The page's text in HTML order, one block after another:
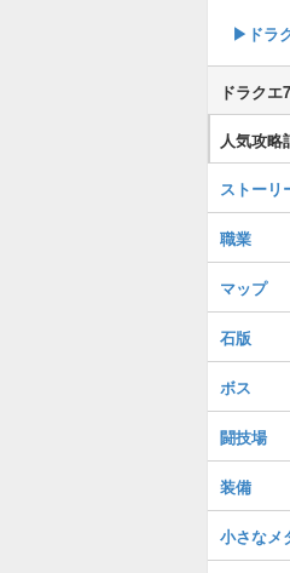
▶︎ドラ
ドラク
人気攻略
ストーリ
職業
マップ
石版
ボス
闘技場
装備
小さなメ